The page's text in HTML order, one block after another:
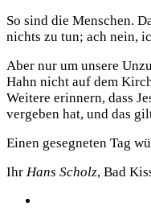
So sind die Menschen.
nichts zu tun; ach nein,
Aber nur um unsere
Hahn nicht auf dem
Weitere erinnern, dass
vergeben hat, und das
Einen gesegneten Tag
Ihr Hans Scholz, Bad